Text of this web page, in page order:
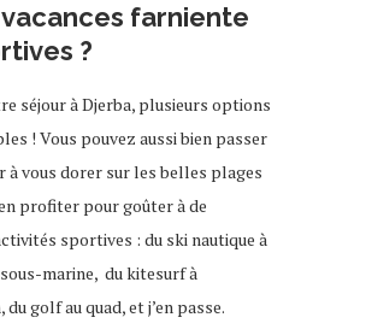
farniente
?
séjour à Djerba, plusieurs options
! Vous pouvez aussi bien passer
à vous dorer sur les belles plages
profiter pour goûter à de
sportives : du ski nautique à
marine, du kitesurf à
du golf au quad, et j’en passe.